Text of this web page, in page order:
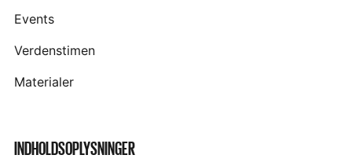
Events
Verdenstimen
Materialer
INDHOLDSOPLYSNINGER